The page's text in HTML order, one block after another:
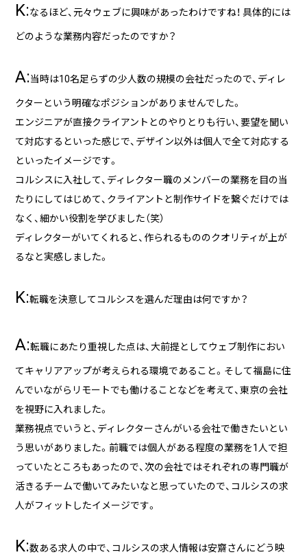
K:なるほど、元々ウェブに興味があったわけですね！ 具体的には
どのような業務内容だったのですか？
A:当時は10名足らずの少人数の規模の会社だったので、ディレ
クターという明確なポジションがありませんでした。
エンジニアが直接クライアントとのやりとりも行い、要望を聞い
て対応するといった感じで、デザイン以外は個人で全て対応する
といったイメージです。
コルシスに入社して、ディレクター職のメンバーの業務を目の当
たりにしてはじめて、クライアントと制作サイドを繋ぐだけでは
なく、細かい役割を学びました（笑）
ディレクターがいてくれると、作られるもののクオリティが上が
るなと実感しました。
K:転職を決意してコルシスを選んだ理由は何ですか？
A:転職にあたり重視した点は、大前提としてウェブ制作におい
てキャリアアップが考えられる環境であること。そして福島に住
んでいながらリモートでも働けることなどを考えて、東京の会社
を視野に入れました。
業務視点でいうと、ディレクターさんがいる会社で働きたいとい
う思いがありました。前職では個人がある程度の業務を1人で担
っていたところもあったので、次の会社ではそれぞれの専門職が
活きるチームで働いてみたいなと思っていたので、コルシスの求
人がフィットしたイメージです。
K:数ある求人の中で、コルシスの求人情報は安齋さんにどう映